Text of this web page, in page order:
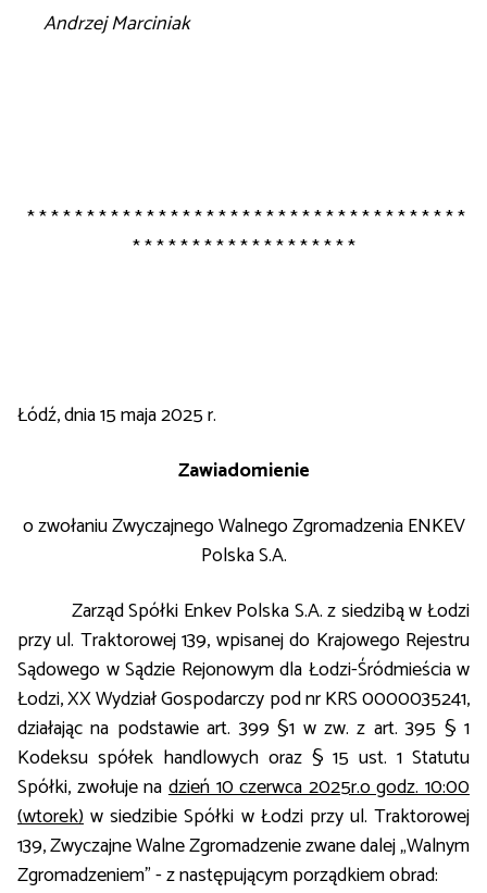
Andrzej Marciniak
* * * * * * * * * * * * * * * * * * * * * * * * * * * * * * * * * * * * *
* * * * * * * * * * * * * * * * * * *
Łódź, dnia 15 maja 2025 r.
Zawiadomienie
o zwołaniu Zwyczajnego Walnego Zgromadzenia ENKEV
Polska S.A.
Zarząd Spółki Enkev Polska S.A. z siedzibą w Łodzi
przy ul. Traktorowej 139, wpisanej do Krajowego Rejestru
Sądowego w Sądzie Rejonowym dla Łodzi-Śródmieścia w
Łodzi, XX Wydział Gospodarczy pod nr KRS 0000035241,
działając na podstawie art. 399 §1 w zw. z art. 395 § 1
Kodeksu spółek handlowych oraz § 15 ust. 1 Statutu
Spółki, zwołuje nadzień 10 czerwca 2025r.o godz. 10:00
(wtorek) w siedzibie Spółki w Łodzi przy ul. Traktorowej
139, Zwyczajne Walne Zgromadzenie zwane dalej „Walnym
Zgromadzeniem” - z następującym porządkiem obrad: